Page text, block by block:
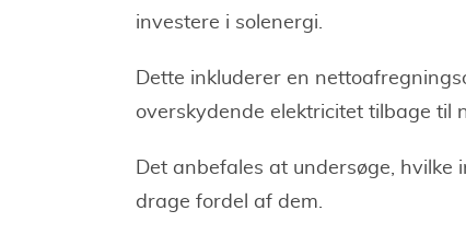
investere i solenergi.
Dette inkluderer en
overskydende elektricitet tilbage til
Det anbefales at undersøge,
drage fordel af dem.